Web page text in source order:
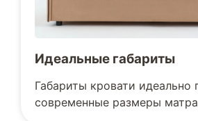
Идеальные габариты
Габариты кровати идеально
современные размеры